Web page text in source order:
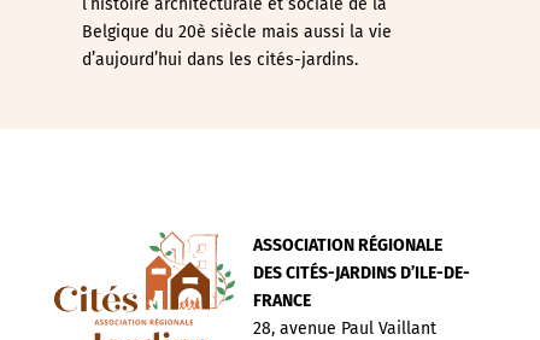
l’histoire architecturale et sociale de la
Belgique du 20è siècle mais aussi la vie
d’aujourd’hui dans les cités-jardins.
ASSOCIATION RÉGIONALE
DES CITÉS-JARDINS D’ILE-DE-
FRANCE
28, avenue Paul Vaillant